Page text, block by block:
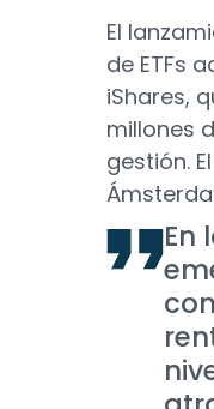
El
de ETFs
iShares,
millones
gestión.
En